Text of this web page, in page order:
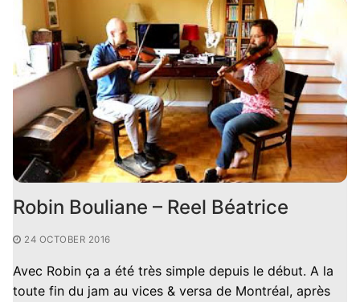
Robin Bouliane – Reel Béatrice
24 OCTOBER 2016
Avec Robin ça a été très simple depuis le début. A la
toute fin du jam au vices & versa de Montréal, après